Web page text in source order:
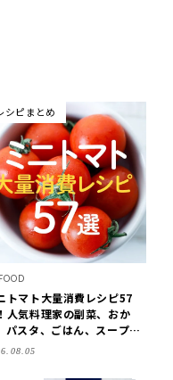
シピまとめ
FOOD
トマト大量消費レシピ57
人気料理家の副菜、おか
パスタ、ごはん、スープま
保存版】